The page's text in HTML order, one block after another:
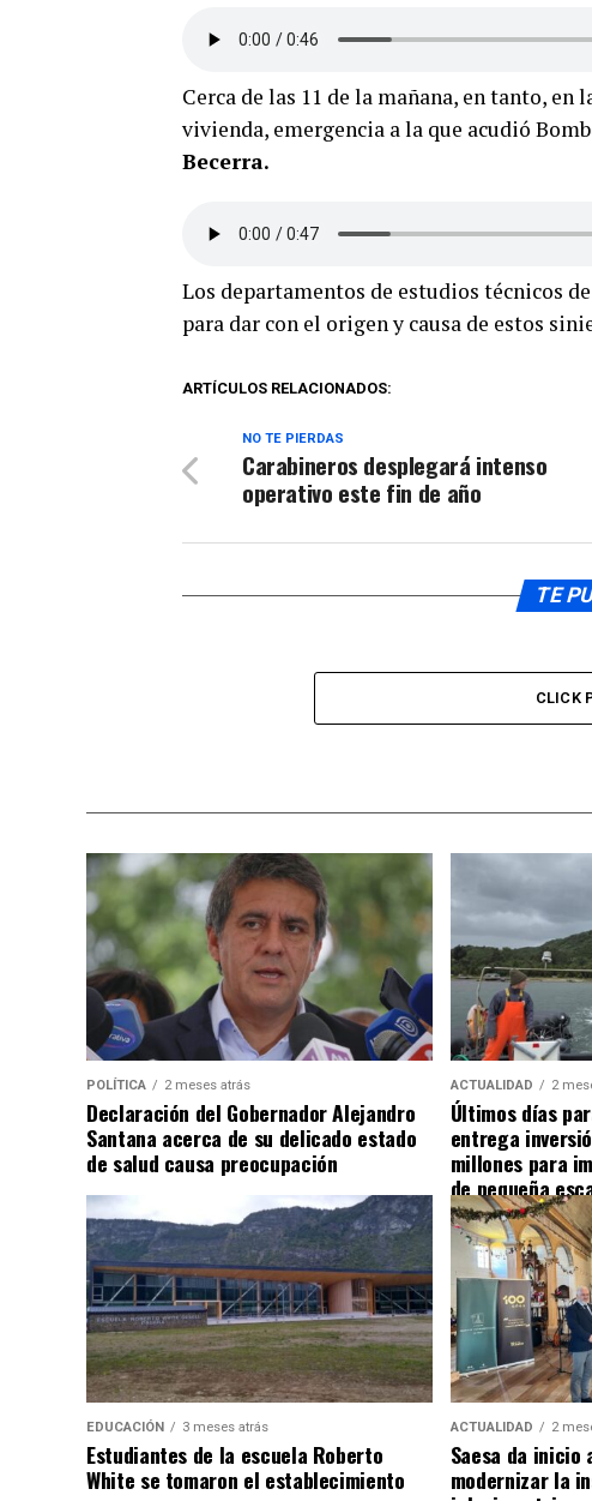
Cerca de las 11 de la mañana, en tanto,
vivienda, emergencia a la que acudió
Becerra.
Los departamentos de estudios técnicos
para dar con el origen y causa de estos
ARTÍCULOS RELACIONADOS:
NO TE PIERDAS
Carabineros desplegará intenso
operativo este fin de año
TE
CLICK
POLÍTICA 2 meses atrás
Declaración del Gobernador Alejandro
Santana acerca de su delicado estado
de salud causa preocupación
ACTUALIDAD 2
Últimos días
entrega
millones para
de pequeña
EDUCACIÓN 3 meses atrás
Estudiantes de la escuela Roberto
White se tomaron el establecimiento
ACTUALIDAD 2
Saesa da inicio
modernizar la